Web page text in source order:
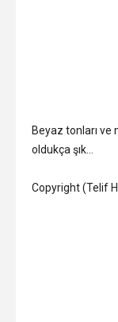
Beyaz tonları
oldukça şık…
Copyright (Telif